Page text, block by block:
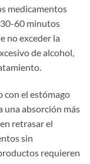
medicamentos
60 minutos
no exceder la
de alcohol,
con el estómago
una absorción más
retrasar el
sin
requieren